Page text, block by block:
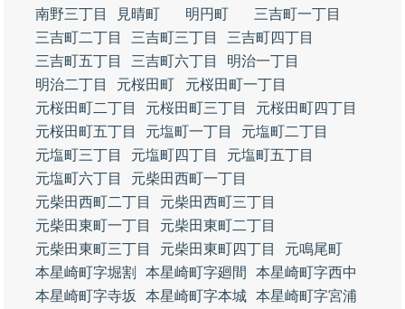
南野三丁目
見晴町 明円町
三吉町一丁目
三吉町二丁目
三吉町三丁目
三吉町四丁目
三吉町五丁目
三吉町六丁目
明治一丁目
明治二丁目
元桜田町
元桜田町一丁目
元桜田町二丁目
元桜田町三丁目
元桜田町四丁目
元桜田町五丁目
元塩町一丁目
元塩町二丁目
元塩町三丁目
元塩町四丁目
元塩町五丁目
元塩町六丁目
元柴田西町一丁目
元柴田西町二丁目
元柴田西町三丁目
元柴田東町一丁目
元柴田東町二丁目
元柴田東町三丁目
元柴田東町四丁目
元鳴尾町
本星崎町字堀割
本星崎町字廻間
本星崎町字西中
本星崎町字寺坂
本星崎町字本城 本星崎町字宮浦